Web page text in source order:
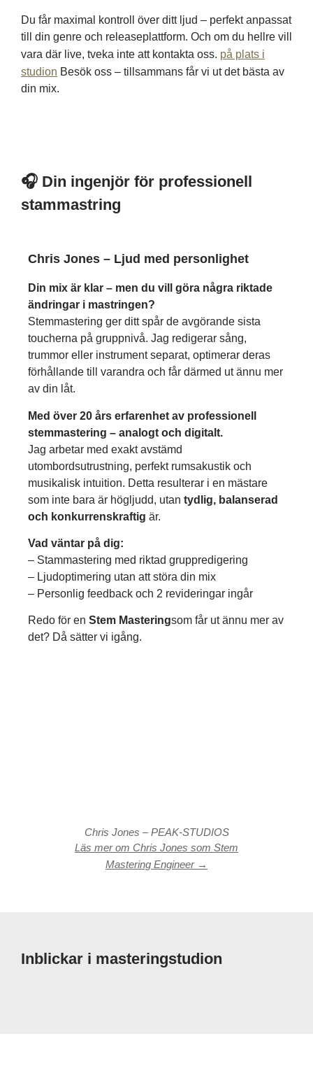
Du får maximal kontroll över ditt ljud – perfekt anpassat
till din genre och releaseplattform. Och om du hellre vill
vara där live, tveka inte att kontakta oss. på plats i
studion Besök oss – tillsammans får vi ut det bästa av
din mix.
🎧 Din ingenjör för professionell
stammastring
Chris Jones – Ljud med personlighet
Din mix är klar – men du vill göra några riktade
ändringar i mastringen?
Stemmastering ger ditt spår de avgörande sista
toucherna på gruppnivå. Jag redigerar sång,
trummor eller instrument separat, optimerar deras
förhållande till varandra och får därmed ut ännu mer
av din låt.
Med över 20 års erfarenhet av professionell
stemmastering – analogt och digitalt.
Jag arbetar med exakt avstämd
utombordsutrustning, perfekt rumsakustik och
musikalisk intuition. Detta resulterar i en mästare
som inte bara är högljudd, utan tydlig, balanserad
och konkurrenskraftig är.
Vad väntar på dig:
– Stammastering med riktad gruppredigering
– Ljudoptimering utan att störa din mix
– Personlig feedback och 2 revideringar ingår
Redo för en Stem Masteringsom får ut ännu mer av
det? Då sätter vi igång.
Chris Jones – PEAK-STUDIOS
Läs mer om Chris Jones som Stem
Mastering Engineer →
Inblickar i masteringstudion